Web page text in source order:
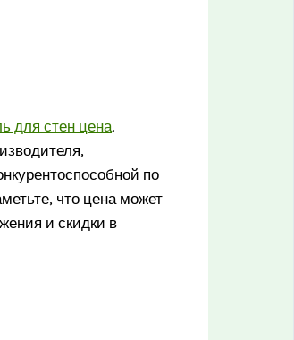
для стен цена.
по
что цена может
и скидки в